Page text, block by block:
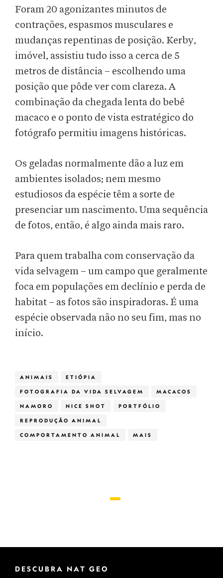
Foram 20 agonizantes minutos de
contrações, espasmos musculares e
mudanças repentinas de posição. Kerby,
imóvel, assistiu tudo isso a cerca de 5
metros de distância – escolhendo uma
posição que pôde ver com clareza. A
combinação da chegada lenta do bebê
macaco e o ponto de vista estratégico do
fotógrafo permitiu imagens históricas.
Os geladas normalmente dão a luz em
ambientes isolados; nem mesmo
estudiosos da espécie têm a sorte de
presenciar um nascimento. Uma sequência
de fotos, então, é algo ainda mais raro.
Para quem trabalha com conservação da
vida selvagem – um campo que geralmente
foca em populações em declínio e perda de
habitat – as fotos são inspiradoras. É uma
espécie observada não no seu fim, mas no
início.
ANIMAIS ETIÓPIA
FOTOGRAFIA DA VIDA SELVAGEM MACACOS
NAMORO NICE SHOT PORTFÓLIO
REPRODUÇÃO ANIMAL
COMPORTAMENTO ANIMAL MAIS
DESCUBRA NAT GEO